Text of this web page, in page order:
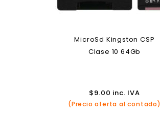
MicroSd Kingston CSP
Clase 10 64Gb
$9.00 inc. IVA
(Precio oferta al contado)